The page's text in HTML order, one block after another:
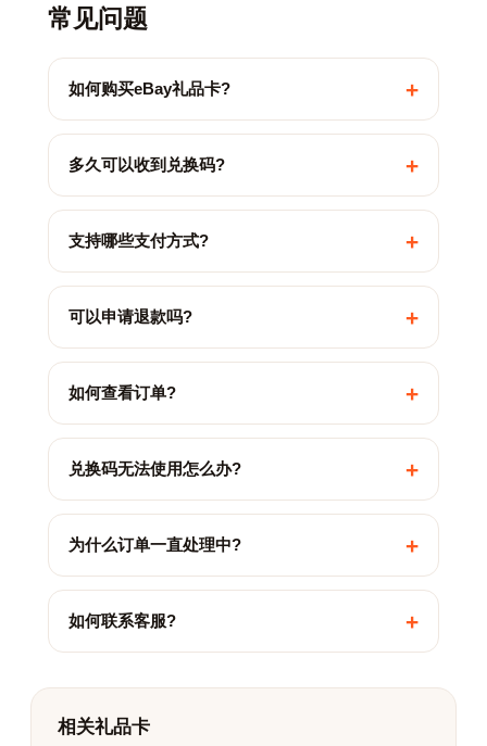
常见问题
如何购买eBay礼品卡? +
多久可以收到兑换码? +
支持哪些支付方式? +
可以申请退款吗? +
如何查看订单? +
兑换码无法使用怎么办? +
为什么订单一直处理中? +
如何联系客服? +
相关礼品卡